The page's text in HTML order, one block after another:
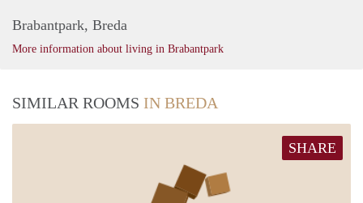
Brabantpark, Breda
More information about living in Brabantpark
SIMILAR ROOMS IN BREDA
SHARE